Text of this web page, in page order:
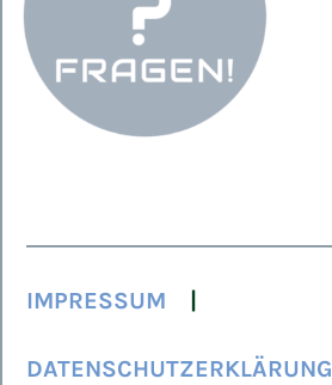
IMPRESSUM
DATENSCHUTZERKLÄRUNG